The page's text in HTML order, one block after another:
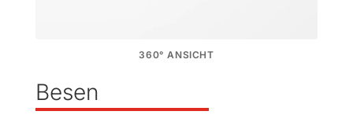
360° ANSICHT
Besen